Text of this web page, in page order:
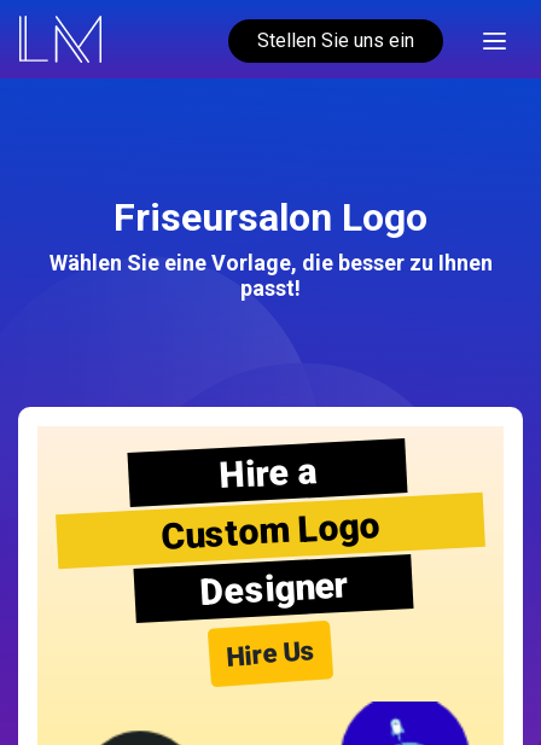
Stellen Sie uns ein
Friseursalon Logo
Wählen Sie eine Vorlage, die besser zu Ihnen
passt!
Hire a
Custom Logo
Designer
Hire Us